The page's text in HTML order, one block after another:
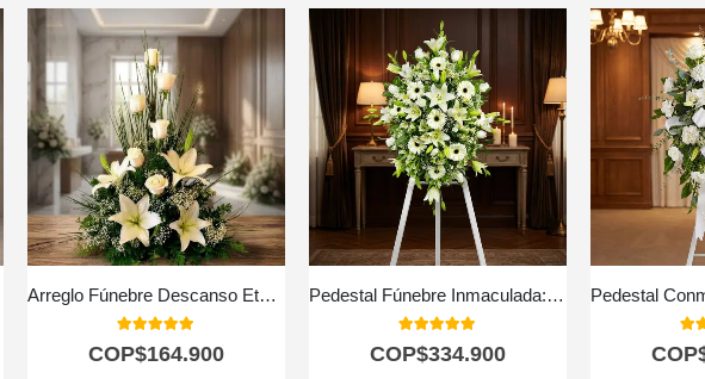
Arreglo Fúnebre Descanso Eterno
5.00
COP$164.900
Pedestal Fúnebre Inmaculada: Un Solemne Homenaje Floral 🕊️
5.00
COP$334.900 5.00